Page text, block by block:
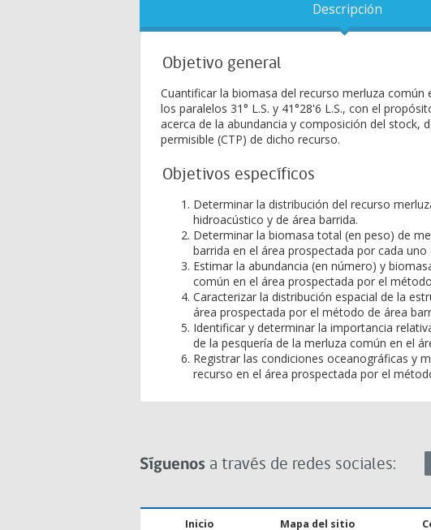
Descripción
Objetivo general
Cuantificar la biomasa del recurso merluza
los paralelos 31° L.S. y 41°28'6 L.S., con el
acerca de la abundancia y composición del stock,
permisible (CTP) de dicho recurso.
Objetivos específicos
Determinar la distribución del recurso
hidroacústico y de área barrida.
Determinar la biomasa total (en peso) de
barrida en el área prospectada por cada
Estimar la abundancia (en número) y
común en el área prospectada por el
Caracterizar la distribución espacial de la
área prospectada por el método de área
Identificar y determinar la importancia
de la pesquería de la merluza común en el
Registrar las condiciones oceanográficas y
recurso en el área prospectada por el
Síguenos a través de redes sociales:
Inicio Mapa del sitio